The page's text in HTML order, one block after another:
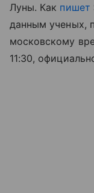
Луны. Как пишет
данным ученых,
московскому
11:30,